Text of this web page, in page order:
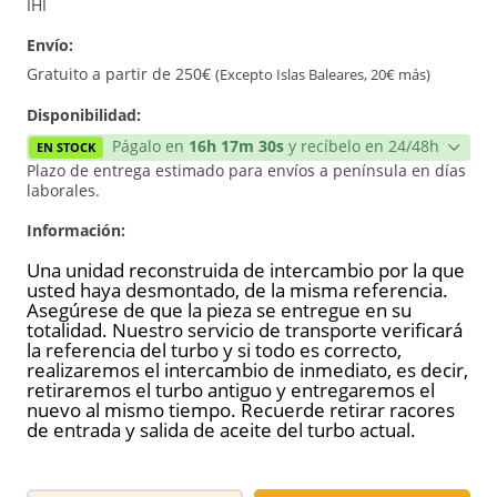
IHI
Envío:
Gratuito a partir de 250€ (Excepto Islas Baleares, 20€ más)
Disponibilidad:
EN STOCK Págalo en 16h 17m 30s y recíbelo en 24/48h
Plazo de entrega estimado para envíos a península en días
laborales.
Información:
Una unidad reconstruida de intercambio por la que
usted haya desmontado, de la misma referencia.
Asegúrese de que la pieza se entregue en su
totalidad. Nuestro servicio de transporte verificará
la referencia del turbo y si todo es correcto,
realizaremos el intercambio de inmediato, es decir,
retiraremos el turbo antiguo y entregaremos el
nuevo al mismo tiempo. Recuerde retirar racores
de entrada y salida de aceite del turbo actual.